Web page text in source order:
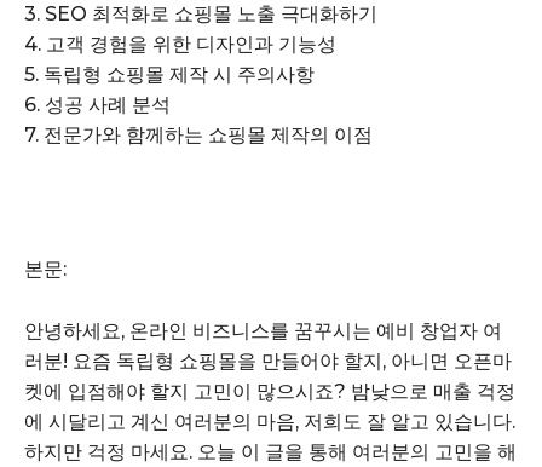
3. SEO 최적화로 쇼핑몰 노출 극대화하기
4. 고객 경험을 위한 디자인과 기능성
5. 독립형 쇼핑몰 제작 시 주의사항
6. 성공 사례 분석
7. 전문가와 함께하는 쇼핑몰 제작의 이점
본문:
안녕하세요, 온라인 비즈니스를 꿈꾸시는 예비 창업자 여
러분! 요즘 독립형 쇼핑몰을 만들어야 할지, 아니면 오픈마
켓에 입점해야 할지 고민이 많으시죠? 밤낮으로 매출 걱정
에 시달리고 계신 여러분의 마음, 저희도 잘 알고 있습니다.
하지만 걱정 마세요. 오늘 이 글을 통해 여러분의 고민을 해